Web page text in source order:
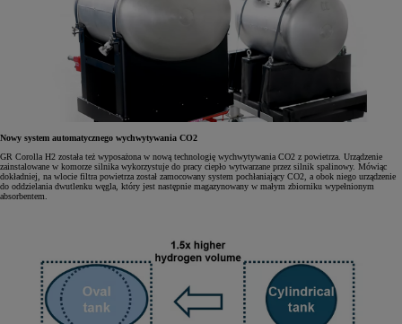
Nowy system automatycznego wychwytywania CO2
GR Corolla H2 została też wyposażona w nową technologię wychwytywania CO2 z powietrza. Urządzenie
zainstalowane w komorze silnika wykorzystuje do pracy ciepło wytwarzane przez silnik spalinowy. Mówiąc
dokładniej, na wlocie filtra powietrza został zamocowany system pochłaniający CO2, a obok niego urządzenie
do oddzielania dwutlenku węgla, który jest następnie magazynowany w małym zbiorniku wypełnionym
absorbentem.